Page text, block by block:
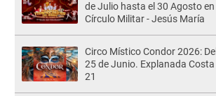
de Julio hasta el 30 Agosto en
Círculo Militar - Jesús María
Circo Místico Condor 2026: Del
25 de Junio. Explanada Costa
21